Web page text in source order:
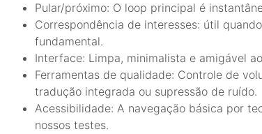
Pular/próximo: O loop principal é
Correspondência de interesses: útil
fundamental.
Interface: Limpa, minimalista e amigável
Ferramentas de qualidade: Controle de
tradução integrada ou supressão de ruído.
Acessibilidade: A navegação básica por
nossos testes.